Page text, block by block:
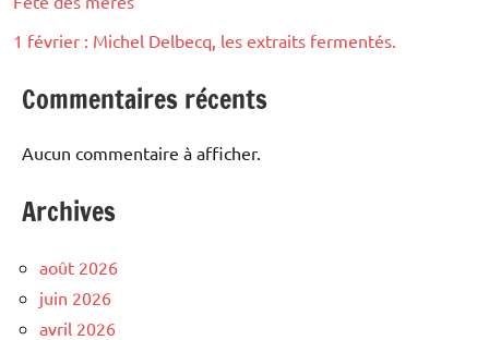
1 février : Michel Delbecq, les extraits fermentés.
Commentaires récents
Aucun commentaire à afficher.
Archives
août 2026
juin 2026
avril 2026